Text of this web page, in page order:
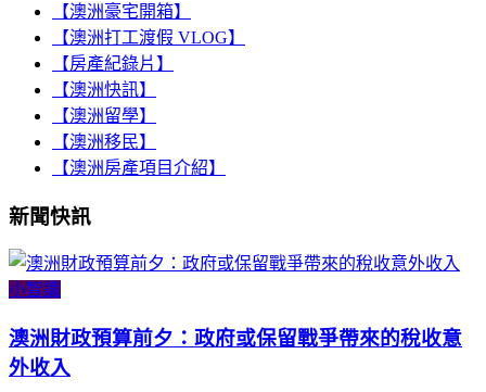
【澳洲豪宅開箱】
【澳洲打工渡假 VLOG】
【房產紀錄片】
【澳洲快訊】
【澳洲留學】
【澳洲移民】
【澳洲房產項目介紹】
新聞快訊
小智識
澳洲財政預算前夕：政府或保留戰爭帶來的稅收意
外收入